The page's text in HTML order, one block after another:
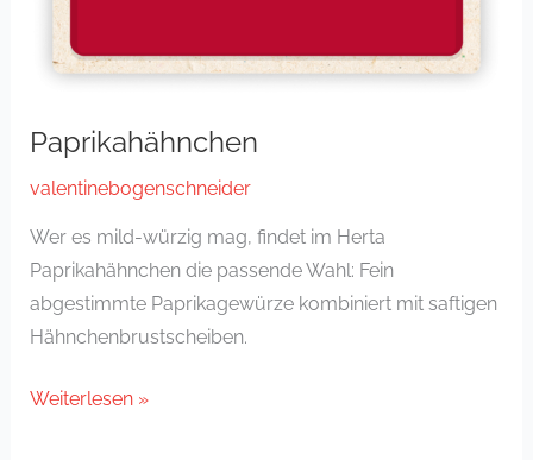
Paprikahähnchen
valentinebogenschneider
Wer es mild-würzig mag, findet im Herta
Paprikahähnchen die passende Wahl: Fein
abgestimmte Paprikagewürze kombiniert mit saftigen
Hähnchenbrustscheiben.
Weiterlesen »